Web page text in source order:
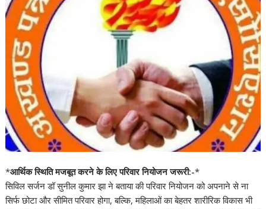
*आर्थिक स्थिति मजबूत करने के लिए परिवार नियोजन जरूरी:-*
सिविल सर्जन डॉ सुनील कुमार झा ने बताया की परिवार नियोजन को अपनाने से ना
सिर्फ छोटा और सीमित परिवार होगा, बल्कि, महिलाओं का बेहतर शारीरिक विकास भी